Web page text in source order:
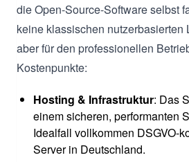
die Open-Source-Software selbst
keine klassischen nutzerbasierten
aber für den professionellen
Kostenpunkte:
Hosting & Infrastruktur: Das
einem sicheren, performanten
Idealfall vollkommen DSGVO-
Server in Deutschland.